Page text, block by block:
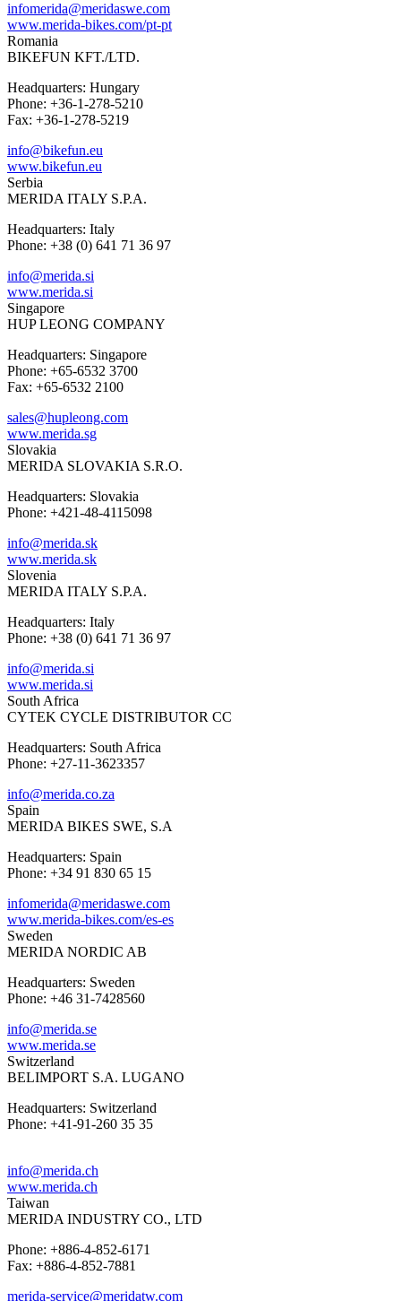
infomerida@meridaswe.com
www.merida-bikes.com/pt-pt
Romania
BIKEFUN KFT./LTD.
Headquarters: Hungary
Phone: +36-1-278-5210
Fax: +36-1-278-5219
info@bikefun.eu
www.bikefun.eu
Serbia
MERIDA ITALY S.P.A.
Headquarters: Italy
Phone: +38 (0) 641 71 36 97
info@merida.si
www.merida.si
Singapore
HUP LEONG COMPANY
Headquarters: Singapore
Phone: +65-6532 3700
Fax: +65-6532 2100
sales@hupleong.com
www.merida.sg
Slovakia
MERIDA SLOVAKIA S.R.O.
Headquarters: Slovakia
Phone: +421-48-4115098
info@merida.sk
www.merida.sk
Slovenia
MERIDA ITALY S.P.A.
Headquarters: Italy
Phone: +38 (0) 641 71 36 97
info@merida.si
www.merida.si
South Africa
CYTEK CYCLE DISTRIBUTOR CC
Headquarters: South Africa
Phone: +27-11-3623357
info@merida.co.za
Spain
MERIDA BIKES SWE, S.A
Headquarters: Spain
Phone: +34 91 830 65 15
infomerida@meridaswe.com
www.merida-bikes.com/es-es
Sweden
MERIDA NORDIC AB
Headquarters: Sweden
Phone: +46 31-7428560
info@merida.se
www.merida.se
Switzerland
BELIMPORT S.A. LUGANO
Headquarters: Switzerland
Phone: +41-91-260 35 35
info@merida.ch
www.merida.ch
Taiwan
MERIDA INDUSTRY CO., LTD
Phone: +886-4-852-6171
Fax: +886-4-852-7881
merida-service@meridatw.com